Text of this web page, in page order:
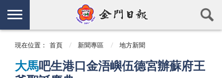
現在位置： 首頁 新聞專區 地方新聞
大馬吧生港口金浯嶼伍德宮辦蘇府王